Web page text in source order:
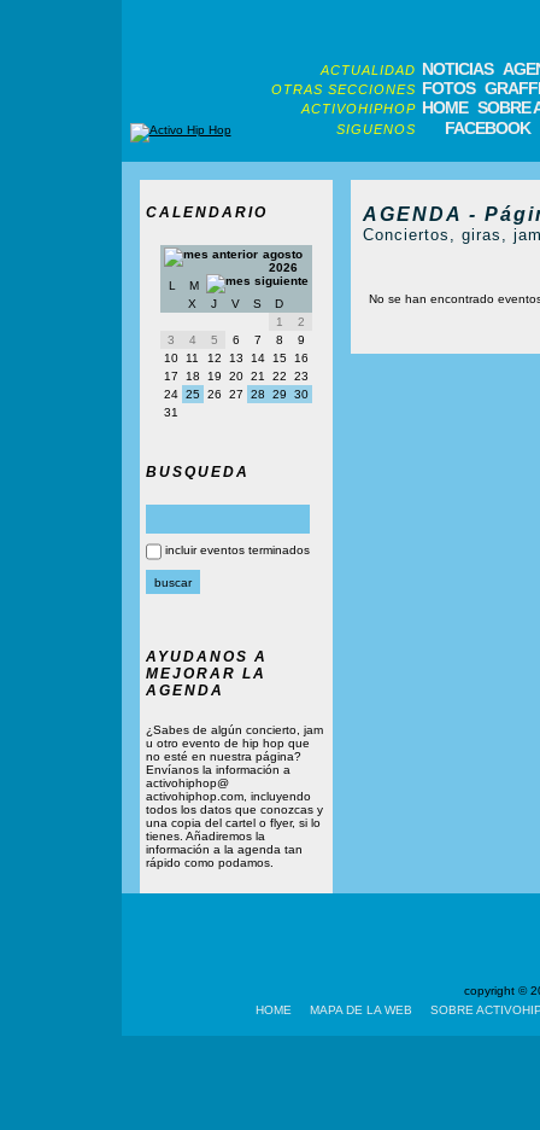
ACTUALIDAD NOTICIAS
OTRAS SECCIONES FOTOS
ACTIVOHIPHOP HOME SOBRE
SIGUENOS FACEBOOK
CALENDARIO
agosto
2026
L
M
X
J V S
D
1
2
3
4 5 6 7 8
9
10
11 12 13 14 15
16
17
18 19 20 21 22
23
24 25 26 27 28 29
30
31
BUSQUEDA
incluir eventos terminados
AYUDANOS A
MEJORAR LA
AGENDA
¿Sabes de algún concierto, jam
u otro evento de hip hop que
no esté en nuestra página?
Envíanos la información a
activohiphop@
activohiphop.com, incluyendo
todos los datos que conozcas y
una copia del cartel o flyer, si lo
tienes. Añadiremos la
información a la agenda tan
rápido como podamos.
AGENDA -
Conciertos, giras,
No se han encontrado
copyright ©
HOME
MAPA DE LA WEB SOBRE